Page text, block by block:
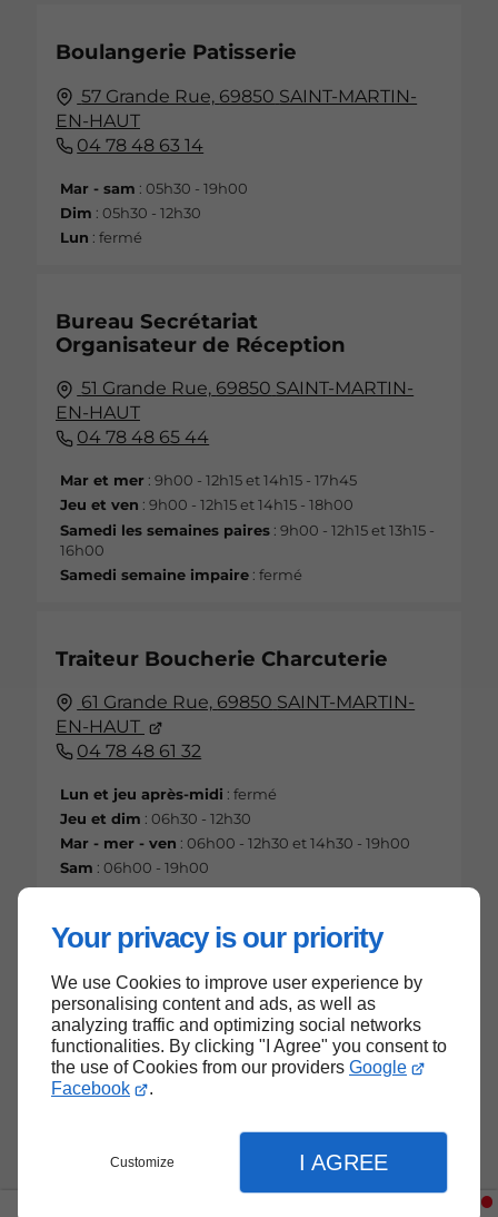
Your privacy is our priority
We use Cookies to improve user experience by
personalising content and ads, as well as
analyzing traffic and optimizing social networks
functionalities. By clicking "I Agree" you consent to
the use of Cookies from our providers Google
Facebook
.
Customize I AGREE
Boulangerie Patisserie
57 Grande Rue, 69850 SAINT-MARTIN-
EN-HAUT
04 78 48 63 14
Mar - sam : 05h30 - 19h00
Dim : 05h30 - 12h30
Lun : fermé
Bureau Secrétariat
Organisateur de Réception
51 Grande Rue, 69850 SAINT-MARTIN-
EN-HAUT
04 78 48 65 44
Mar et mer : 9h00 - 12h15 et 14h15 - 17h45
Jeu et ven : 9h00 - 12h15 et 14h15 - 18h00
Samedi les semaines paires : 9h00 - 12h15 et 13h15 -
16h00
Samedi semaine impaire : fermé
Traiteur Boucherie Charcuterie
61 Grande Rue, 69850 SAINT-MARTIN-
EN-HAUT
04 78 48 61 32
Lun et jeu après-midi : fermé
Jeu et dim : 06h30 - 12h30
Mar - mer - ven : 06h00 - 12h30 et 14h30 - 19h00
Sam : 06h00 - 19h00
Haut de page